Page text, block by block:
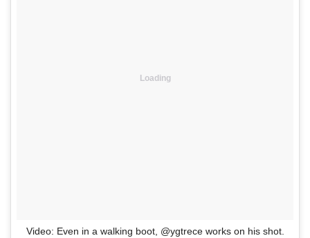
Loading
Video: Even in a walking boot, @ygtrece works on his shot.